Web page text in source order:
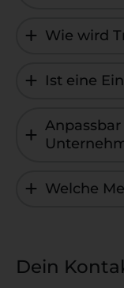
Wie wird
Ist eine
Welche
Dein